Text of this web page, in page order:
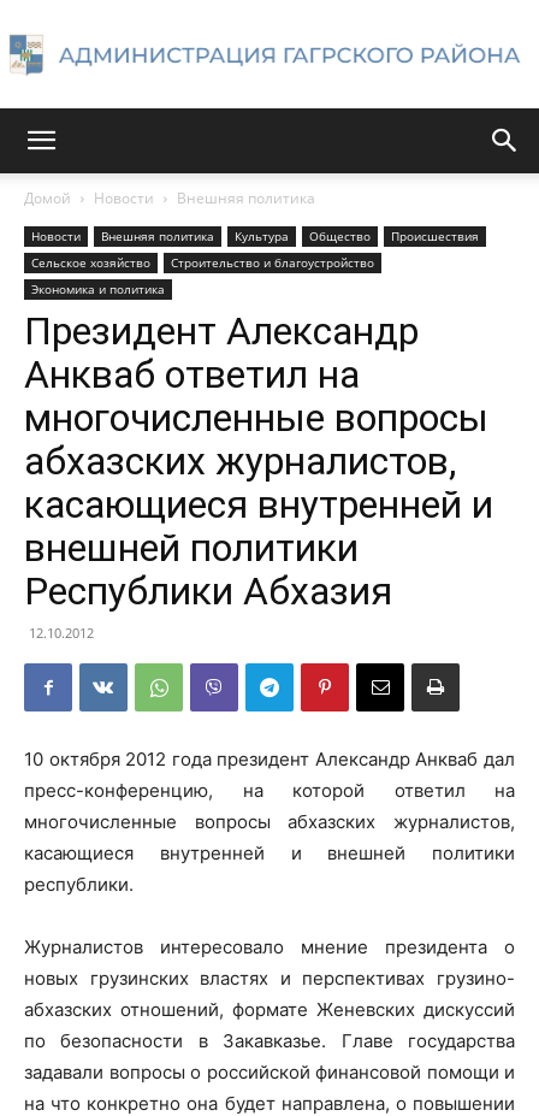
Гагрского
Домой Новости Внешняя политика
Новости Внешняя политика Культура Общество
Происшествия
Сельское хозяйство
Строительство и благоустройство
Экономика и политика
Президент Александр
Анкваб ответил на
многочисленные вопросы
абхазских журналистов,
касающиеся внутренней и
внешней политики
Республики Абхазия
12.10.2012
10 октября 2012 года президент Александр Анкваб дал
пресс-конференцию, на которой ответил на
многочисленные вопросы абхазских журналистов,
касающиеся внутренней и внешней политики
республики.
Журналистов интересовало мнение президента о
новых грузинских властях и перспективах грузино-
абхазских отношений, формате Женевских дискуссий
по безопасности в Закавказье. Главе государства
задавали вопросы о российской финансовой помощи и
на что конкретно она будет направлена, о повышении